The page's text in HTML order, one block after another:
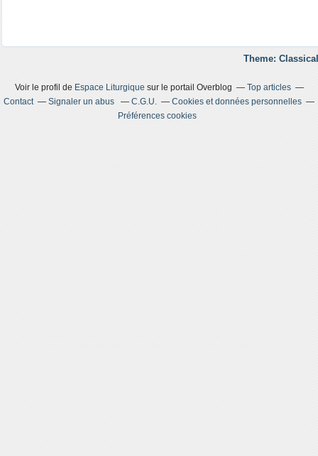
Theme:
Voir le profil de Espace Liturgiquesur le portail Overblog
Top articles
Contact
Signaler un abus C.G.U.
Cookies et données personnelles
Préférences cookies